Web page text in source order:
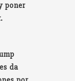
poner
da